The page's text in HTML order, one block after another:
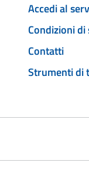
Accedi al
Condizioni di
Contatti
Strumenti di